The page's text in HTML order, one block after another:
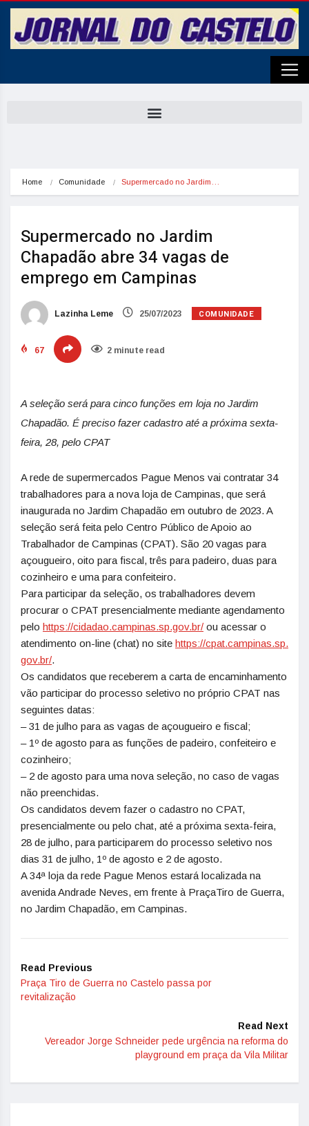
Home Comunidade Supermercado no Jardim…
Supermercado no Jardim
Chapadão abre 34 vagas de
emprego em Campinas
Lazinha Leme 25/07/2023 COMUNIDADE
67 2 minute read
A seleção será para cinco funções em loja no Jardim
Chapadão. É preciso fazer cadastro até a próxima sexta-
feira, 28, pelo CPAT
A rede de supermercados Pague Menos vai contratar 34
trabalhadores para a nova loja de Campinas, que será
inaugurada no Jardim Chapadão em outubro de 2023. A
seleção será feita pelo Centro Público de Apoio ao
Trabalhador de Campinas (CPAT). São 20 vagas para
açougueiro, oito para fiscal, três para padeiro, duas para
cozinheiro e uma para confeiteiro.
Para participar da seleção, os trabalhadores devem
procurar o CPAT presencialmente mediante agendamento
pelo https://cidadao.campinas.sp.gov.br/ ou acessar o
atendimento on-line (chat) no site https://cpat.campinas.sp.
gov.br/.
Os candidatos que receberem a carta de encaminhamento
vão participar do processo seletivo no próprio CPAT nas
seguintes datas:
– 31 de julho para as vagas de açougueiro e fiscal;
– 1º de agosto para as funções de padeiro, confeiteiro e
cozinheiro;
– 2 de agosto para uma nova seleção, no caso de vagas
não preenchidas.
Os candidatos devem fazer o cadastro no CPAT,
presencialmente ou pelo chat, até a próxima sexta-feira,
28 de julho, para participarem do processo seletivo nos
dias 31 de julho, 1º de agosto e 2 de agosto.
A 34ª loja da rede Pague Menos estará localizada na
avenida Andrade Neves, em frente à PraçaTiro de Guerra,
no Jardim Chapadão, em Campinas.
Read Previous
Praça Tiro de Guerra no Castelo passa por
revitalização
Read Next
Vereador Jorge Schneider pede urgência na reforma do
playground em praça da Vila Militar